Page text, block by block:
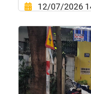
12/07/2026
Phường Tân